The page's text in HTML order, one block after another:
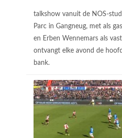
talkshow vanuit de NOS-
Parc in Gangneug, met als
en Erben Wennemars als
ontvangt elke avond de
bank.